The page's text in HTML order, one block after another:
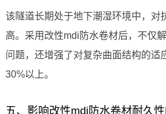
该隧道长期处于地下潮湿环境中，对
高。采用改性mdi防水卷材后，不仅
问题，还增强了对复杂曲面结构的适
30%以上。
五、影响改性mdi防水卷材耐久性